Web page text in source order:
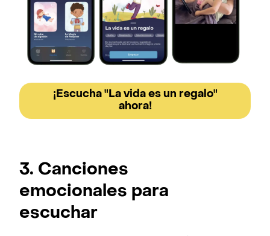
¡Escucha "La vida es un regalo"
ahora!
3. Canciones
emocionales para
escuchar